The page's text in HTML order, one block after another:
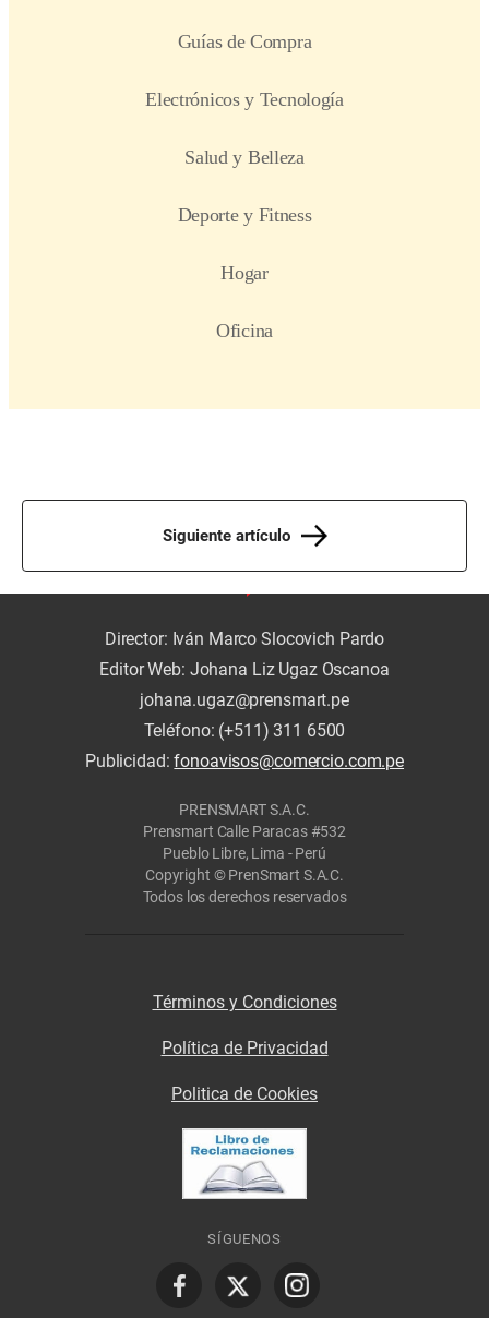
Siguiente artículo
Director: Iván Marco Slocovich Pardo
Editor Web: Johana Liz Ugaz Oscanoa
johana.ugaz@prensmart.pe
Teléfono: (+511) 311 6500
Publicidad:fonoavisos@comercio.com.pe
PRENSMART S.A.C.
Prensmart Calle Paracas #532
Pueblo Libre, Lima - Perú
Copyright © PrenSmart S.A.C.
Todos los derechos reservados
Términos y Condiciones
Política de Privacidad
Politica de Cookies
SÍGUENOS